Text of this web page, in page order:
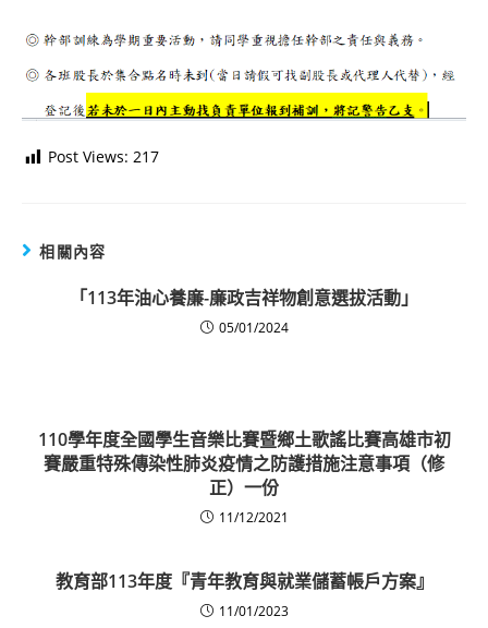
Post Views: 217
相關內容
「113年油心養廉-廉政吉祥物創意選拔活動」
05/01/2024
110學年度全國學生音樂比賽暨鄉土歌謠比賽高雄市初
賽嚴重特殊傳染性肺炎疫情之防護措施注意事項（修
正）一份
11/12/2021
教育部113年度『青年教育與就業儲蓄帳戶方案』
11/01/2023